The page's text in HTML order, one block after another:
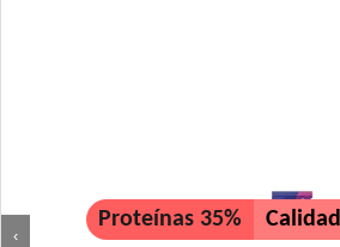
‹
Proteínas 35%